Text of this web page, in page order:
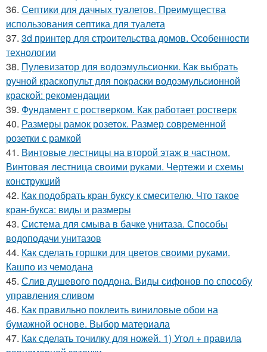
36. Септики для дачных туалетов. Преимущества
использования септика для туалета
37. 3d принтер для строительства домов. Особенности
технологии
38. Пулевизатор для водоэмульсионки. Как выбрать
ручной краскопульт для покраски водоэмульсионной
краской: рекомендации
39. Фундамент с ростверком. Как работает ростверк
40. Размеры рамок розеток. Размер современной
розетки с рамкой
41. Винтовые лестницы на второй этаж в частном.
Винтовая лестница своими руками. Чертежи и схемы
конструкций
42. Как подобрать кран буксу к смесителю. Что такое
кран-букса: виды и размеры
43. Система для смыва в бачке унитаза. Способы
водоподачи унитазов
44. Как сделать горшки для цветов своими руками.
Кашпо из чемодана
45. Слив душевого поддона. Виды сифонов по способу
управления сливом
46. Как правильно поклеить виниловые обои на
бумажной основе. Выбор материала
47. Как сделать точилку для ножей. 1) Угол + правила